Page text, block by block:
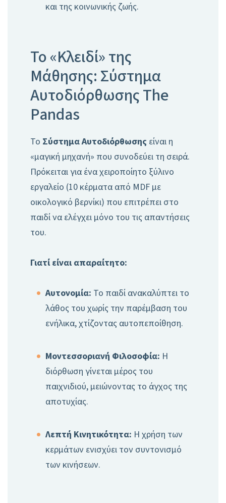
και της κοινωνικής ζωής.
Το «Κλειδί» της
Μάθησης: Σύστημα
Αυτοδιόρθωσης The
Pandas
Το Σύστημα Αυτοδιόρθωσης είναι η
«μαγική μηχανή» που συνοδεύει τη σειρά.
Πρόκειται για ένα χειροποίητο ξύλινο
εργαλείο (10 κέρματα από MDF με
οικολογικό βερνίκι) που επιτρέπει στο
παιδί να ελέγχει μόνο του τις απαντήσεις
του.
Γιατί είναι απαραίτητο:
Αυτονομία: Το παιδί ανακαλύπτει το
λάθος του χωρίς την παρέμβαση του
ενήλικα, χτίζοντας αυτοπεποίθηση.
Μοντεσσοριανή Φιλοσοφία: Η
διόρθωση γίνεται μέρος του
παιχνιδιού, μειώνοντας το άγχος της
αποτυχίας.
Λεπτή Κινητικότητα: Η χρήση των
κερμάτων ενισχύει τον συντονισμό
των κινήσεων.